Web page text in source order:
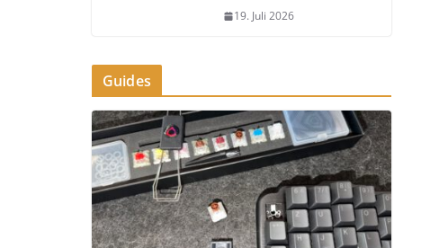
19. Juli 2026
Guides